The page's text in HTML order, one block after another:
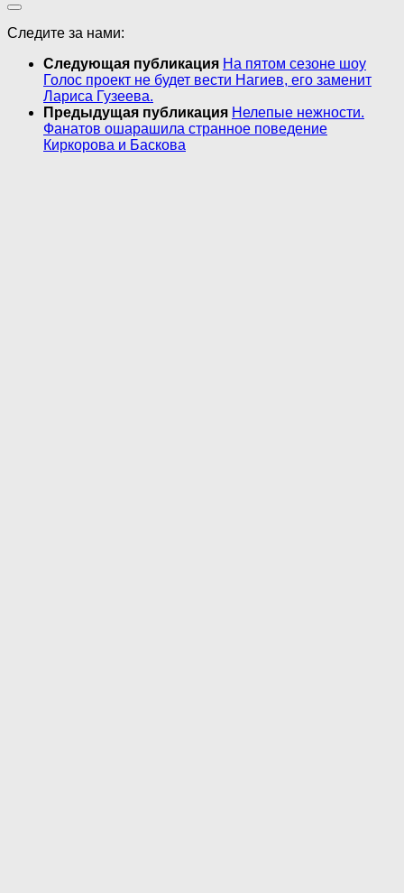
Следите за нами:
Следующая публикация На пятом сезоне шоу
Голос проект не будет вести Нагиев, его заменит
Лариса Гузеева.
Предыдущая публикация Нелепые нежности.
Фанатов ошарашила странное поведение
Киркорова и Баскова